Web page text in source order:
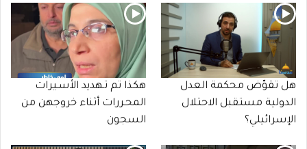
هل تقوّض محكمة العدل
الدولية مستقبل الاحتلال
الإسرائيلي؟
هكذا تم تـهديد الأسـيرات
المحـررات أثناء خروجهن من
السجون